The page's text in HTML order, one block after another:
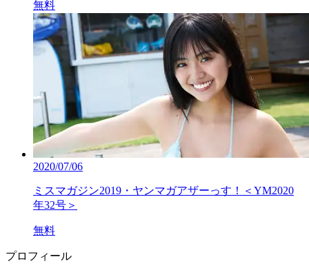
無料
2020/07/06
ミスマガジン2019・ヤンマガアザーっす！＜YM2020
年32号＞
無料
プロフィール